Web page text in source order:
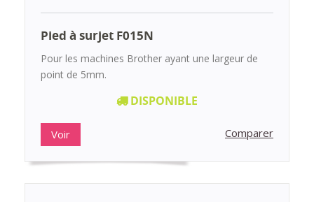
Pied à surjet F015N
Pour les machines Brother ayant une largeur de
point de 5mm.
DISPONIBLE
Voir Comparer